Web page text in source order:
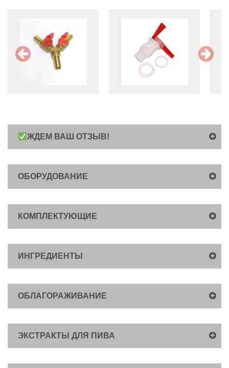
ЖДЕМ ВАШ ОТЗЫВ!
ОБОРУДОВАНИЕ
КОМПЛЕКТУЮЩИЕ
ИНГРЕДИЕНТЫ
ОБЛАГОРАЖИВАНИЕ
ЭКСТРАКТЫ ДЛЯ ПИВА